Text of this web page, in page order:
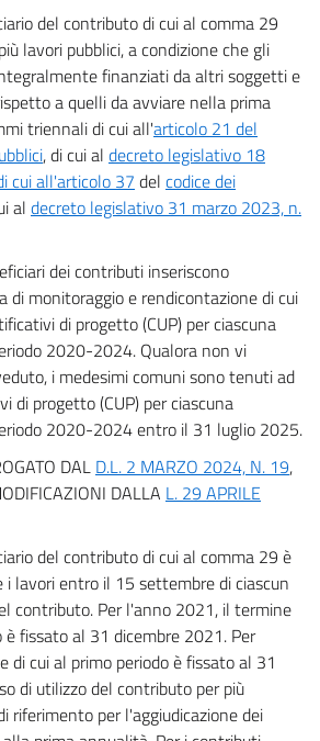
del contributo di cui al comma 29
lavori pubblici, a condizione che gli
finanziati da altri soggetti e
a quelli da avviare nella prima
triennali di cui all'articolo 21 del
, di cui al decreto legislativo 18
cui all'articolo 37 del codice dei
al decreto legislativo 31 marzo 2023, n.
dei contributi inseriscono
di monitoraggio e rendicontazione di cui
di progetto (CUP) per ciascuna
2020-2024. Qualora non vi
i medesimi comuni sono tenuti ad
di progetto (CUP) per ciascuna
2020-2024 entro il 31 luglio 2025.
DAL D.L. 2 MARZO 2024, N. 19,
DALLA L. 29 APRILE
del contributo di cui al comma 29 è
i lavori entro il 15 settembre di ciascun
contributo. Per l'anno 2021, il termine
è fissato al 31 dicembre 2021. Per
cui al primo periodo è fissato al 31
di utilizzo del contributo per più
riferimento per l'aggiudicazione dei